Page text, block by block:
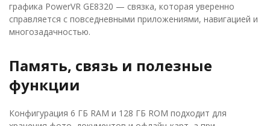
графика PowerVR GE8320 — связка, которая уверенно
справляется с повседневными приложениями, навигацией и
многозадачностью.
Память, связь и полезные
функции
Конфигурация 6 ГБ RAM и 128 ГБ ROM подходит для